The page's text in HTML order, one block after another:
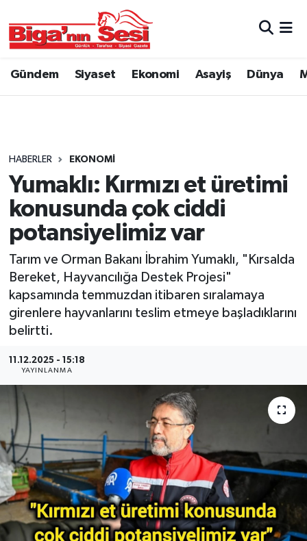
Gündem Siyaset Ekonomi Asayiş Dünya
HABERLER EKONOMI
Yumaklı: Kırmızı et üretimi
konusunda çok ciddi
potansiyelimiz var
Tarım ve Orman Bakanı İbrahim Yumaklı, "Kırsalda
Bereket, Hayvancılığa Destek Projesi"
kapsamında temmuzdan itibaren sıralamaya
girenlere hayvanlarını teslim etmeye başladıklarını
belirtti.
11.12.2025 - 15:18
YAYINLANMA
Asayiş
Belediye
Dünya
Eğitim
Ekonomi
Genel
Gündem
Hava Durumu
Kültür Sanat
Magazin
Otomobil
Çanakkale Hava Durumu
Tüm Manşetler
Son Dakika Haberleri
Haber Arşivi